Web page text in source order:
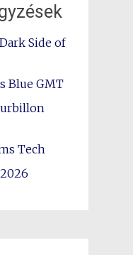
Side of
Blue GMT
Tech